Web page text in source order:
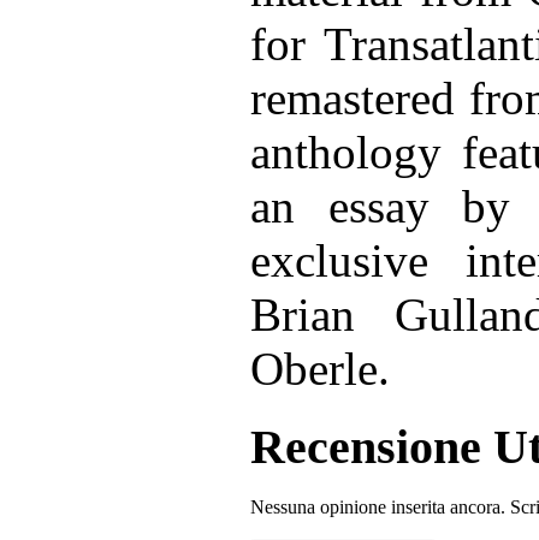
for
remastered
anthology
an essay by
exclusive
Brian
Oberle.
Recensione
Nessuna opinione inserita ancora.